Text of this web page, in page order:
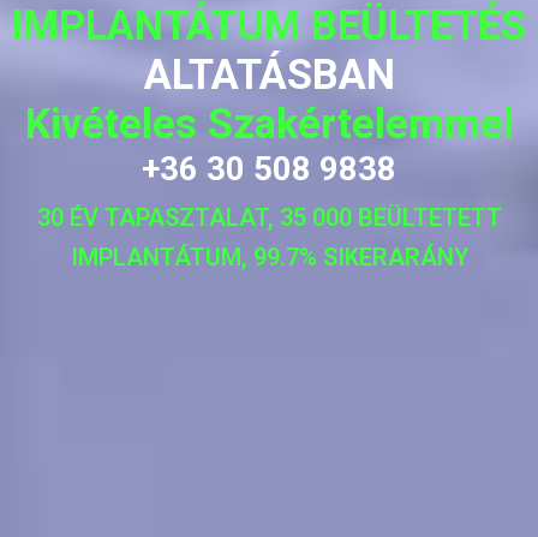
IMPLANTÁTUM BEÜLTETÉS
ALTATÁSBAN
Kivételes Szakértelemmel
+36 30 508 9838
30 ÉV TAPASZTALAT, 35 000 BEÜLTETETT
IMPLANTÁTUM, 99.7% SIKERARÁNY